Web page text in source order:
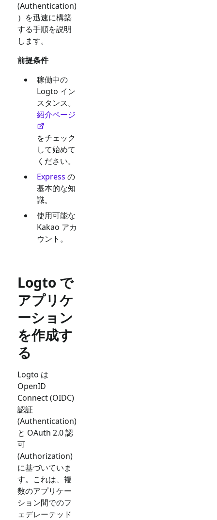
(Authentication)
）を迅速に構築
する手順を説明
します。
前提条件
稼働中の
Logto イン
スタンス。
紹介ページ
をチェック
して始めて
ください。
Express の
基本的な知
識。
使用可能な
Kakao アカ
ウント。
Logto で
アプリケ
ーション
を作成す
る
Logto は
OpenID
Connect (OIDC)
認証
(Authentication)
と OAuth 2.0 認
可
(Authorization)
に基づいていま
す。これは、複
数のアプリケー
ション間でのフ
ェデレーテッド